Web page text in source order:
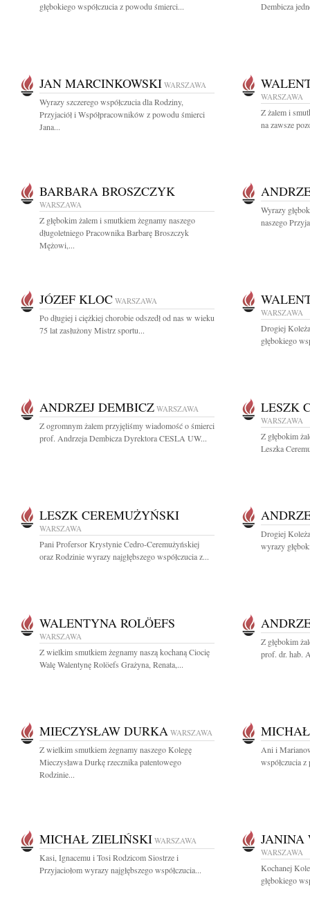
głębokiego współczucia z powodu śmierci...
Dembicza
JAN MARCINKOWSKI WARSZAWA
Wyrazy szczerego współczucia dla Rodziny,
Przyjaciół i Współpracowników z powodu śmierci
Jana...
WARSZAWA
Z żalem i
na zawsze
BARBARA BROSZCZYK
WARSZAWA
Z głębokim żalem i smutkiem żegnamy naszego
długoletniego Pracownika Barbarę Broszczyk
Mężowi,...
Wyrazy
naszego
JÓZEF KLOC WARSZAWA
Po długiej i ciężkiej chorobie odszedł od nas w wieku
75 lat zasłużony Mistrz sportu...
WARSZAWA
Drogiej
głębokiego
ANDRZEJ DEMBICZ WARSZAWA
Z ogromnym żalem przyjęliśmy wiadomość o śmierci
prof. Andrzeja Dembicza Dyrektora CESLA UW...
LESZK
WARSZAWA
Z głębokim
Leszka
LESZK CEREMUŻYŃSKI
WARSZAWA
Pani Profersor Krystynie Cedro-Ceremużyńskiej
oraz Rodzinie wyrazy najgłębszego współczucia z...
Drogiej
wyrazy
WALENTYNA ROLÖEFS
WARSZAWA
Z wielkim smutkiem żegnamy naszą kochaną Ciocię
Walę Walentynę Rolöefs Grażyna, Renata,...
Z głębokim
prof. dr. hab.
MIECZYSŁAW DURKA WARSZAWA
Z wielkim smutkiem żegnamy naszego Kolegę
Mieczysława Durkę rzecznika patentowego
Rodzinie...
Ani i
współczucia
MICHAŁ ZIELIŃSKI WARSZAWA
Kasi, Ignacemu i Tosi Rodzicom Siostrze i
Przyjaciołom wyrazy najgłębszego współczucia...
JANINA
WARSZAWA
Kochanej
głębokiego